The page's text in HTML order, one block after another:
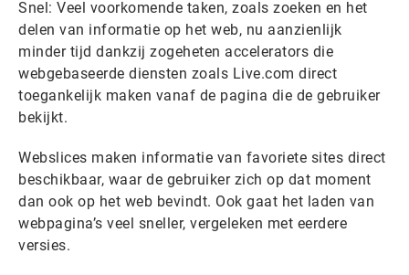
Snel: Veel voorkomende taken, zoals zoeken en het
delen van informatie op het web, nu aanzienlijk
minder tijd dankzij zogeheten accelerators die
webgebaseerde diensten zoals Live.com direct
toegankelijk maken vanaf de pagina die de gebruiker
bekijkt.
Webslices maken informatie van favoriete sites direct
beschikbaar, waar de gebruiker zich op dat moment
dan ook op het web bevindt. Ook gaat het laden van
webpagina’s veel sneller, vergeleken met eerdere
versies.